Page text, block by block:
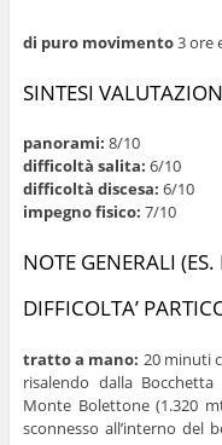
di puro movimento3 ore
SINTESI
panorami: 8/10
difficoltà salita: 6/10
difficoltà discesa: 6/10
impegno fisico: 7/10
NOTE GENERALI
DIFFICOLTA’
tratto a mano: 20 minuti
risalendo dalla
Monte Bolettone (1.320
sconnesso all’interno del